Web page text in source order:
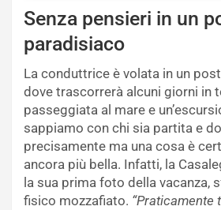
Senza pensieri in un
paradisiaco
La conduttrice è volata in un
dove trascorrerà alcuni giorni in
passeggiata al mare e
sappiamo con chi sia partita e
precisamente ma una cosa è
ancora più bella. Infatti, la
la sua prima foto della vacanza,
fisico mozzafiato. “Praticamente